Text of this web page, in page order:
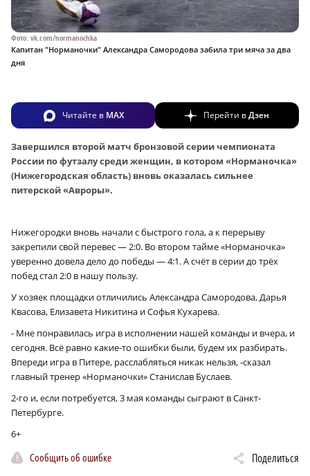
Фото: vk.com/normanochka
Капитан "Норманочки" Александра Самородова забила три мяча за два
дня
Читайте в MAX Перейти вДзен
Завершился второй матч бронзовой серии чемпионата
России по футзалу среди женщин, в котором «Норманочка»
(Нижегородская область) вновь оказалась сильнее
питерской «Авроры».
Нижегородки вновь начали с быстрого гола, а к перерыву
закрепили свой перевес — 2:0. Во втором тайме «Норманочка»
уверенно довела дело до победы — 4:1. А счёт в серии до трёх
побед стал 2:0 в нашу пользу.
У хозяек площадки отличились Александра Самородова, Дарья
Квасова, Елизавета Никитина и Софья Кухарева.
- Мне понравилась игра в исполнении нашей команды и вчера, и
сегодня. Всё равно какие-то ошибки были, будем их разбирать.
Впереди игра в Питере, расслабляться никак нельзя, ‑сказал
главный тренер «Норманочки» Станислав Буслаев.
2‑го и, если потребуется, 3 мая команды сыграют в Санкт-
Петербурге.
6+
Сообщить об ошибке Поделиться